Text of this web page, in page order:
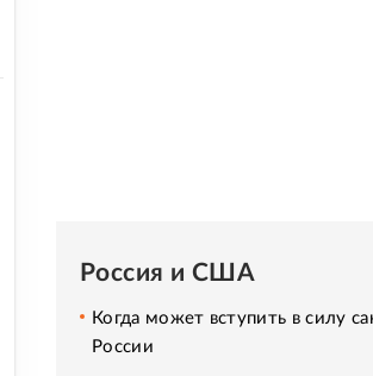
Россия и США
Когда может вступить в силу
России